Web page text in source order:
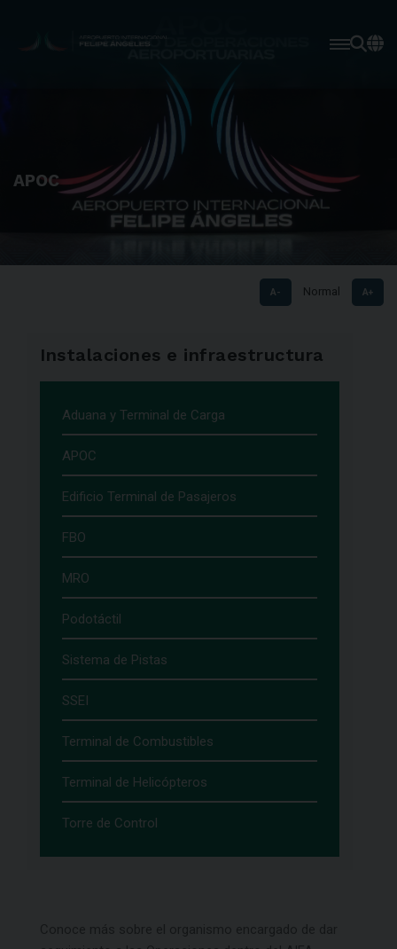
APOC
A- Normal A+
instalaciones e infraestructura
Aduana y Terminal de Carga
APOC
Edificio Terminal de Pasajeros
FBO
MRO
Podotáctil
Sistema de Pistas
SSEI
Terminal de Combustibles
Terminal de Helicópteros
Torre de Control